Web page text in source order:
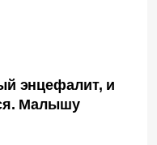
энцефалит, и
Малышу